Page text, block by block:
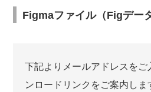
Figmaファイル（Figデー
下記よりメールアドレスを
ンロードリンクをご案内しま